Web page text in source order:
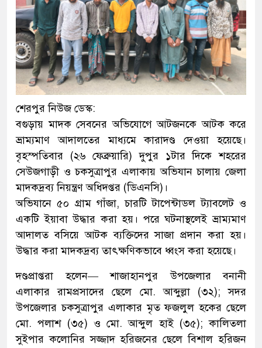
শেরপুর নিউজ ডেস্ক:
বগুড়ায় মাদক সেবনের অভিযোগে আটজনকে আটক করে
ভ্রাম্যমাণ আদালতের মাধ্যমে কারাদণ্ড দেওয়া হয়েছে।
বৃহস্পতিবার (২৬ ফেব্রুয়ারি) দুপুর ১টার দিকে শহরের
সেউজগাড়ী ও চকসুত্রাপুর এলাকায় অভিযান চালায় জেলা
মাদকদ্রব্য নিয়ন্ত্রণ অধিদপ্তর (ডিএনসি)।
অভিযানে ৫০ গ্রাম গাঁজা, চারটি টাপেন্টাডল ট্যাবলেট ও
একটি ইয়াবা উদ্ধার করা হয়। পরে ঘটনাস্থলেই ভ্রাম্যমাণ
আদালত বসিয়ে আটক ব্যক্তিদের সাজা প্রদান করা হয়।
উদ্ধার করা মাদকদ্রব্য তাৎক্ষণিকভাবে ধ্বংস করা হয়েছে।
দণ্ডপ্রাপ্তরা হলেন— শাজাহানপুর উপজেলার বনানী
এলাকার রামপ্রসাদের ছেলে মো. আব্দুল্লা (৩২); সদর
উপজেলার চকসুত্রাপুর এলাকার মৃত ফজলুল হকের ছেলে
মো. পলাশ (৩৫) ও মো. আব্দুল হাই (৩৫); কালিতলা
সুইপার কলোনির সজ্জাদ হরিজনের ছেলে বিশাল হরিজন